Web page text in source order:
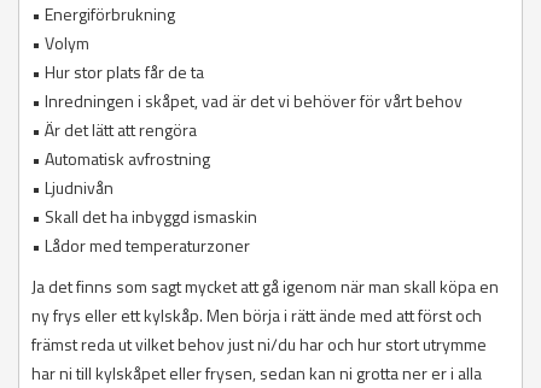
• Energiförbrukning
• Volym
• Hur stor plats får de ta
• Inredningen i skåpet, vad är det vi behöver för vårt behov
• Är det lätt att rengöra
• Automatisk avfrostning
• Ljudnivån
• Skall det ha inbyggd ismaskin
• Lådor med temperaturzoner
Ja det finns som sagt mycket att gå igenom när man skall köpa en
ny frys eller ett kylskåp. Men börja i rätt ände med att först och
främst reda ut vilket behov just ni/du har och hur stort utrymme
har ni till kylskåpet eller frysen, sedan kan ni grotta ner er i alla